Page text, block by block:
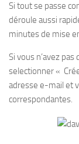
Si tout se passe
déroule aussi
minutes de mise
Si vous n’avez
selectionner «
adresse e-mail et
correspondantes.